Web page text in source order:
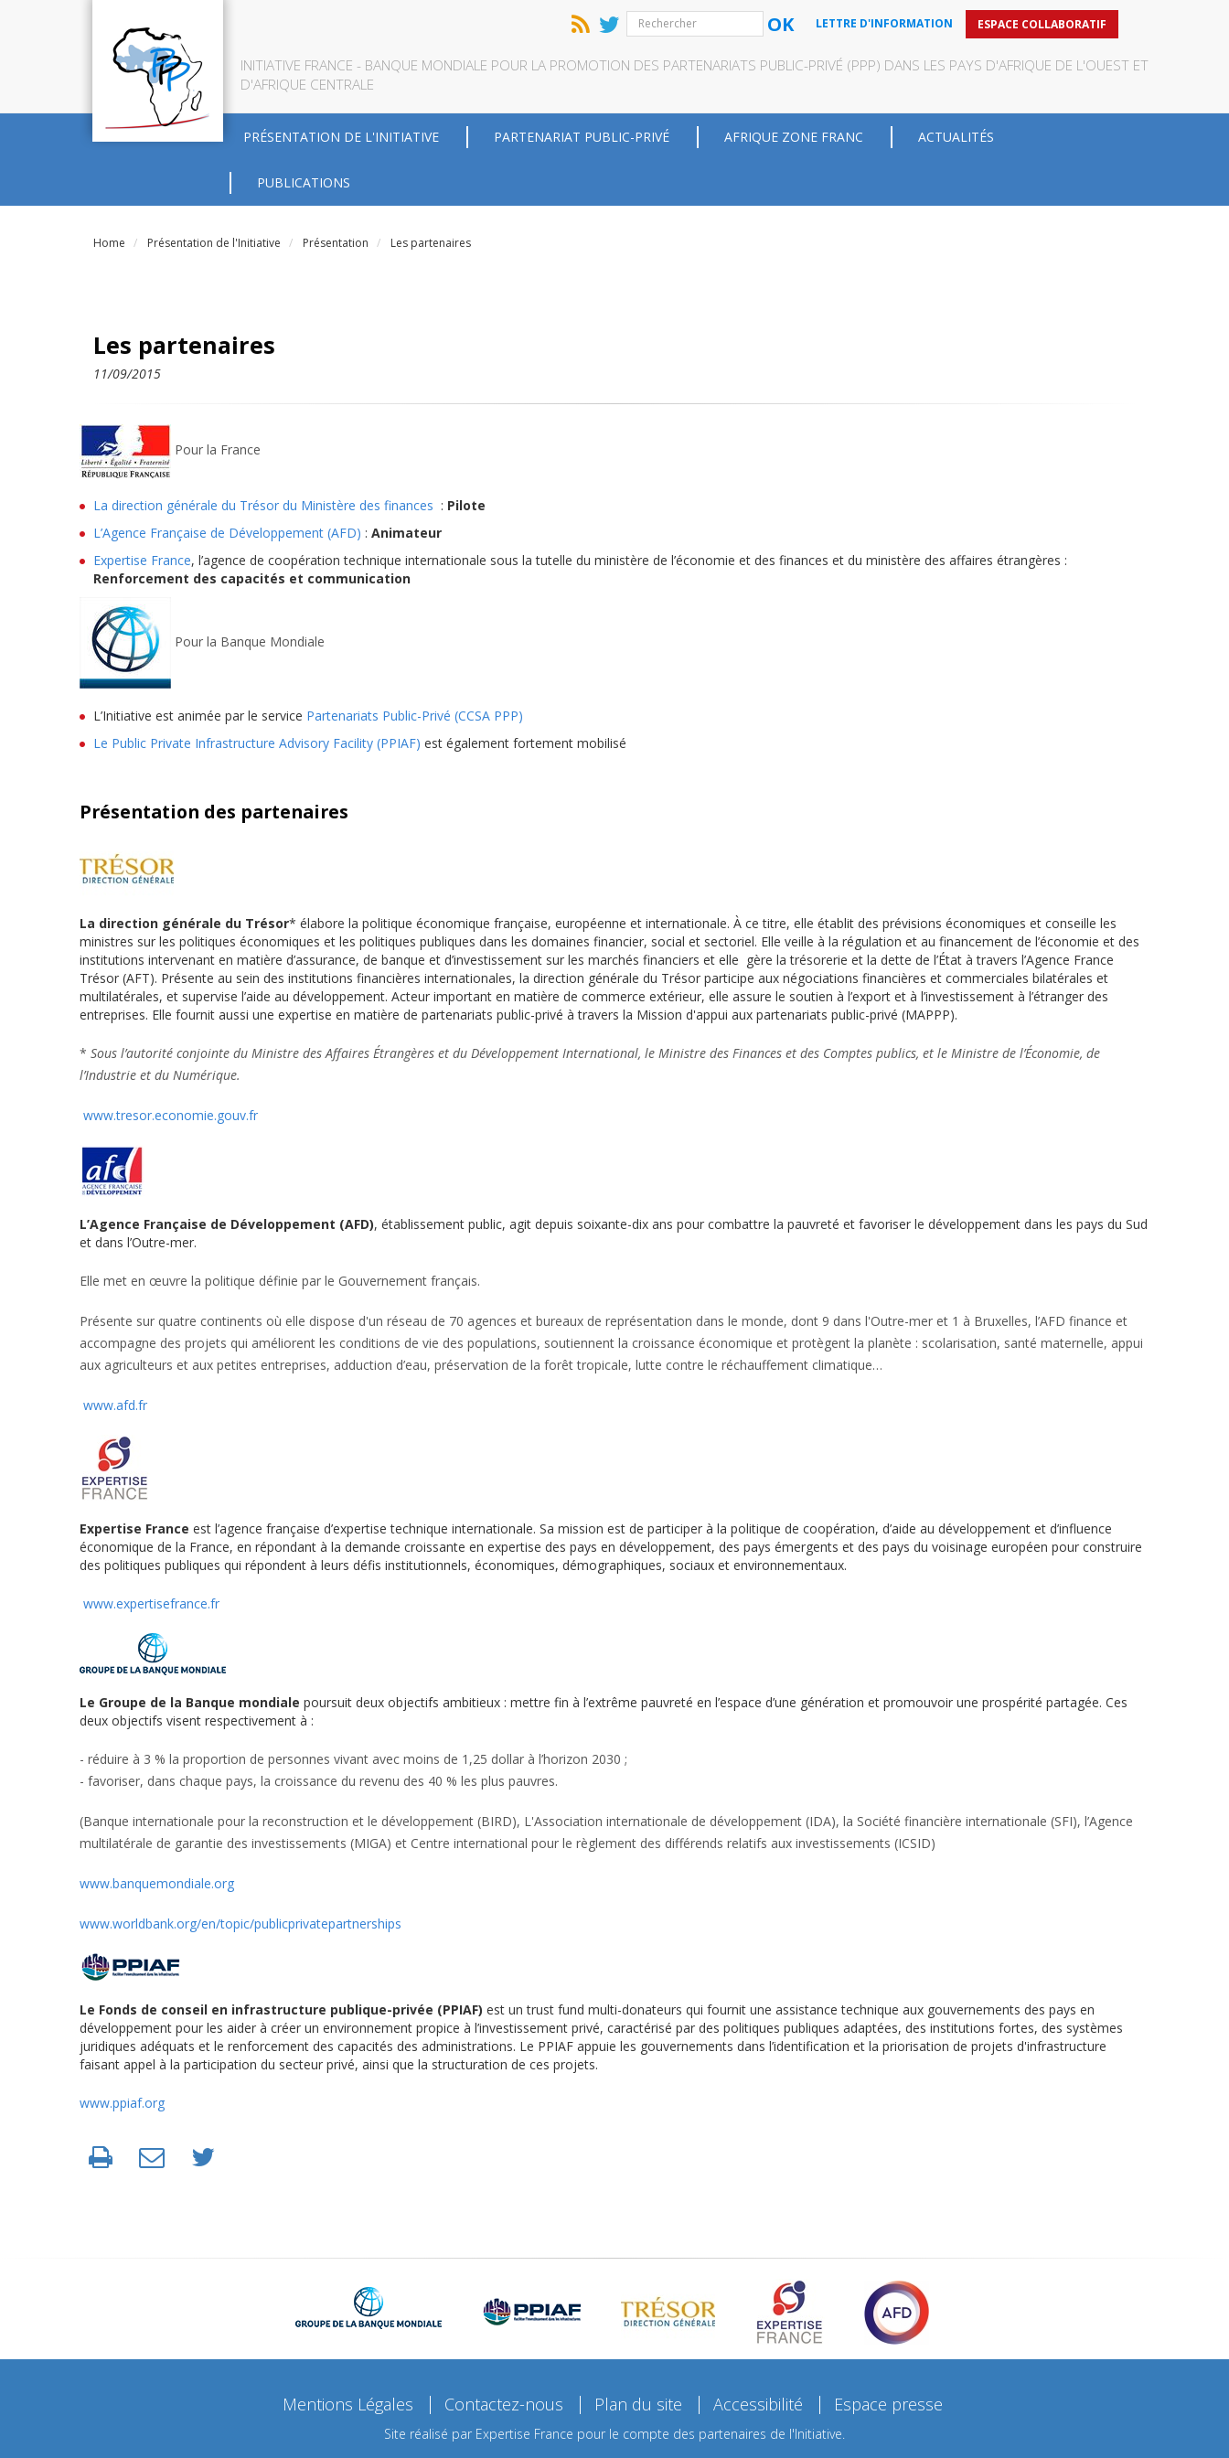
OK LETTRE D'INFORMATION ESPACE COLLABORATIF
INITIATIVE FRANCE - BANQUE MONDIALE POUR LA PROMOTION DES PARTENARIATS PUBLIC-PRIVÉ (PPP) DANS LES PAYS D'AFRIQUE DE L'OUEST ET
D'AFRIQUE CENTRALE
PRÉSENTATION DE L'INITIATIVE PARTENARIAT PUBLIC-PRIVÉ AFRIQUE ZONE FRANC ACTUALITÉS
PUBLICATIONS
Home Présentation de l'Initiative Présentation Les partenaires
Les partenaires
11/09/2015
Pour la France
La direction générale du Trésor du Ministère des finances : Pilote
L’Agence Française de Développement (AFD) : Animateur
Expertise France, l’agence de coopération technique internationale sous la tutelle du ministère de l’économie et des finances et du ministère des affaires étrangères :
Renforcement des capacités et communication
Pour la Banque Mondiale
L’Initiative est animée par le service Partenariats Public-Privé (CCSA PPP)
Le Public Private Infrastructure Advisory Facility (PPIAF) est également fortement mobilisé
Présentation des partenaires
La direction générale du Trésor* élabore la politique économique française, européenne et internationale. À ce titre, elle établit des prévisions économiques et conseille les
ministres sur les politiques économiques et les politiques publiques dans les domaines financier, social et sectoriel. Elle veille à la régulation et au financement de l’économie et des
institutions intervenant en matière d’assurance, de banque et d’investissement sur les marchés financiers et elle gère la trésorerie et la dette de l’État à travers l’Agence France
Trésor (AFT). Présente au sein des institutions financières internationales, la direction générale du Trésor participe aux négociations financières et commerciales bilatérales et
multilatérales, et supervise l’aide au développement. Acteur important en matière de commerce extérieur, elle assure le soutien à l’export et à l’investissement à l’étranger des
entreprises. Elle fournit aussi une expertise en matière de partenariats public-privé à travers la Mission d'appui aux partenariats public-privé (MAPPP).
* Sous l’autorité conjointe du Ministre des Affaires Étrangères et du Développement International, le Ministre des Finances et des Comptes publics, et le Ministre de l’Économie, de
l’Industrie et du Numérique.
www.tresor.economie.gouv.fr
L’Agence Française de Développement (AFD), établissement public, agit depuis soixante-dix ans pour combattre la pauvreté et favoriser le développement dans les pays du Sud
et dans l’Outre-mer.
Elle met en œuvre la politique définie par le Gouvernement français.
Présente sur quatre continents où elle dispose d'un réseau de 70 agences et bureaux de représentation dans le monde, dont 9 dans l'Outre-mer et 1 à Bruxelles, l’AFD finance et
accompagne des projets qui améliorent les conditions de vie des populations, soutiennent la croissance économique et protègent la planète : scolarisation, santé maternelle, appui
aux agriculteurs et aux petites entreprises, adduction d’eau, préservation de la forêt tropicale, lutte contre le réchauffement climatique…
www.afd.fr
Expertise France est l’agence française d’expertise technique internationale. Sa mission est de participer à la politique de coopération, d’aide au développement et d’influence
économique de la France, en répondant à la demande croissante en expertise des pays en développement, des pays émergents et des pays du voisinage européen pour construire
des politiques publiques qui répondent à leurs défis institutionnels, économiques, démographiques, sociaux et environnementaux.
www.expertisefrance.fr
Le Groupe de la Banque mondiale poursuit deux objectifs ambitieux : mettre fin à l’extrême pauvreté en l’espace d’une génération et promouvoir une prospérité partagée. Ces
deux objectifs visent respectivement à :
- réduire à 3 % la proportion de personnes vivant avec moins de 1,25 dollar à l’horizon 2030 ;
- favoriser, dans chaque pays, la croissance du revenu des 40 % les plus pauvres.
(Banque internationale pour la reconstruction et le développement (BIRD), L'Association internationale de développement (IDA), la Société financière internationale (SFI), l’Agence
multilatérale de garantie des investissements (MIGA) et Centre international pour le règlement des différends relatifs aux investissements (ICSID)
www.banquemondiale.org
www.worldbank.org/en/topic/publicprivatepartnerships
Le Fonds de conseil en infrastructure publique-privée (PPIAF) est un trust fund multi-donateurs qui fournit une assistance technique aux gouvernements des pays en
développement pour les aider à créer un environnement propice à l’investissement privé, caractérisé par des politiques publiques adaptées, des institutions fortes, des systèmes
juridiques adéquats et le renforcement des capacités des administrations. Le PPIAF appuie les gouvernements dans l’identification et la priorisation de projets d'infrastructure
faisant appel à la participation du secteur privé, ainsi que la structuration de ces projets.
www.ppiaf.org
Mentions Légales Contactez-nous Plan du site Accessibilité Espace presse
Site réalisé par Expertise France pour le compte des partenaires de l'Initiative.